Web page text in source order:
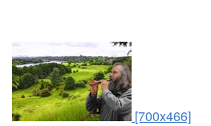
[700x466]